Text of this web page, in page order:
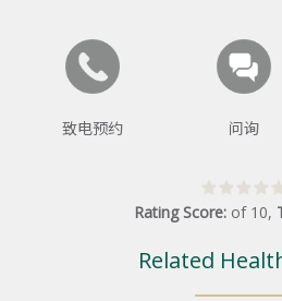
致电预约 问询
Rating Score: of 10,
Related